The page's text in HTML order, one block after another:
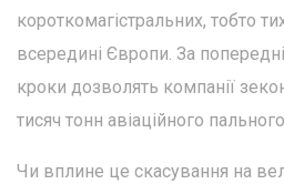
короткомагістральних, тобто
всередині Європи. За
кроки дозволять компанії
тисяч тонн авіаційного
Чи вплине це скасування на